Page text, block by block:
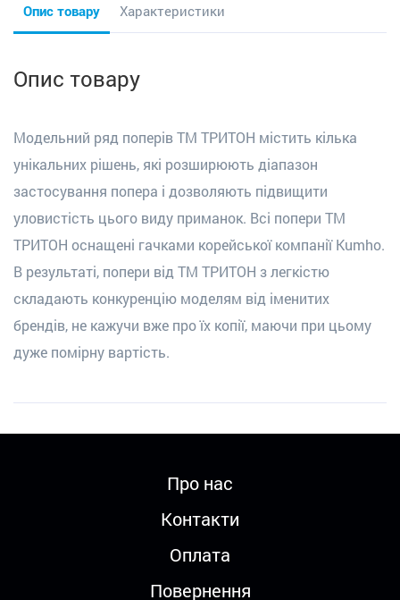
Опис товару Характеристики
Опис товару
Модельний ряд поперів ТМ ТРИТОН містить кілька
унікальних рішень, які розширюють діапазон
застосування попера і дозволяють підвищити
уловистість цього виду приманок. Всі попери ТМ
ТРИТОН оснащені гачками корейської компанії Kumho.
В результаті, попери від ТМ ТРИТОН з легкістю
складають конкуренцію моделям від іменитих
брендів, не кажучи вже про їх копії, маючи при цьому
дуже помірну вартість.
Про нас
Контакти
Оплата
Повернення